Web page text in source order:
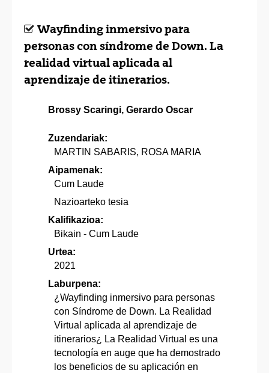
Wayfinding inmersivo para
personas con síndrome de Down. La
realidad virtual aplicada al
aprendizaje de itinerarios.
Brossy Scaringi, Gerardo Oscar
Zuzendariak:
MARTIN SABARIS, ROSA MARIA
Aipamenak:
Cum Laude
Nazioarteko tesia
Kalifikazioa:
Bikain - Cum Laude
Urtea:
2021
Laburpena:
¿Wayfinding inmersivo para personas
con Síndrome de Down. La Realidad
Virtual aplicada al aprendizaje de
itinerarios¿ La Realidad Virtual es una
tecnología en auge que ha demostrado
los beneficios de su aplicación en